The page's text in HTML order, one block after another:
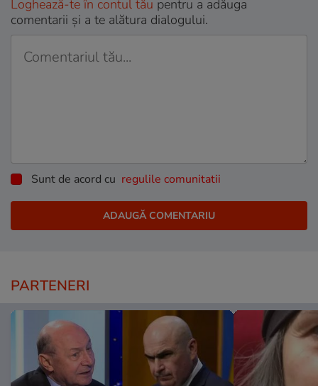
Loghează-te în contul tău pentru a adăuga
comentarii și a te alătura dialogului.
Sunt de acord cu regulile comunitatii
PARTENERI